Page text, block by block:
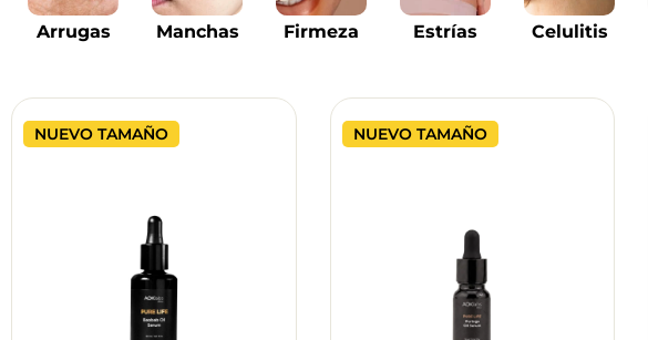
Arrugas Manchas Firmeza Estrías Celulitis
NUEVO TAMAÑO NUEVO TAMAÑO